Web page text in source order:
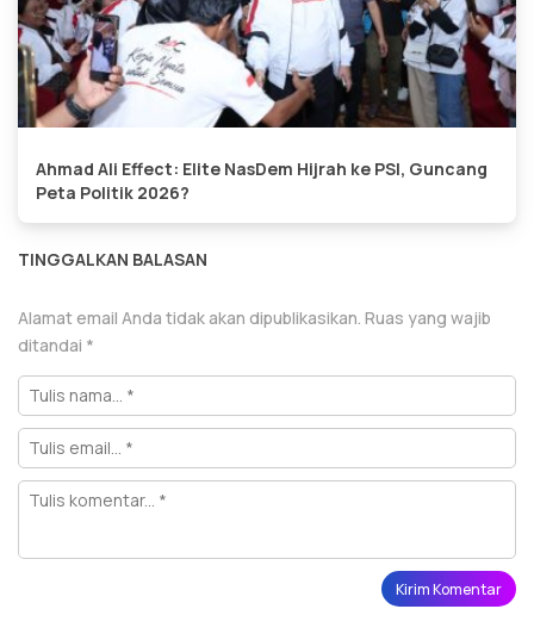
Ahmad Ali Effect: Elite NasDem Hijrah ke PSI, Guncang
Peta Politik 2026?
TINGGALKAN BALASAN
Alamat email Anda tidak akan dipublikasikan. Ruas yang wajib
ditandai *